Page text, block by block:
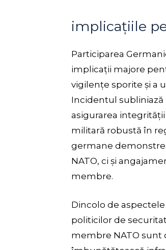
implicațiile
Participarea
implicații majore
vigilențe sporite și a
Incidentul
asigurarea
militară robustă în
germane
NATO, ci și
membre.
Dincolo de
politicilor de
membre NATO sunt